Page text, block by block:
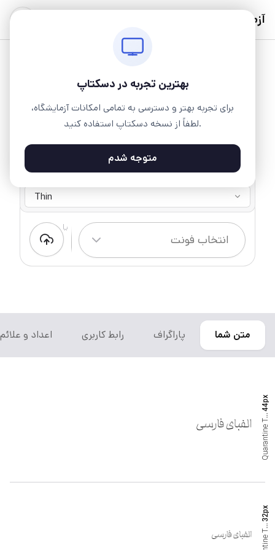
بهترین تجربه در دسکتاپ
برای تجربه بهتر و دسترسی به تمامی امکانات آزمایشگاه،
لطفاً از نسخه دسکتاپ استفاده کنید.
متوجه شدم
آزمایشگاه
8 وزن ۱ سبک
متن شما پاراگراف رابط کاربری اعداد و علائم
Quarantine
T
h
i
n
44
px
T
h
i
n
32
px